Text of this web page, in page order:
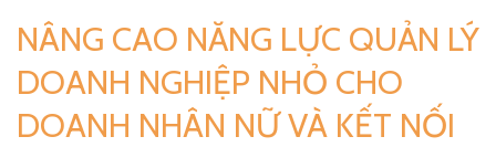
NÂNG CAO NĂNG LỰC QUẢN LÝ
DOANH NGHIỆP NHỎ CHO
DOANH NHÂN NỮ VÀ KẾT NỐI